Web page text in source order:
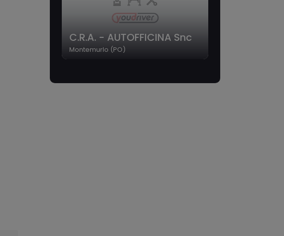
C.R.A. - AUTOFFICINA Snc
Montemurlo (PO)